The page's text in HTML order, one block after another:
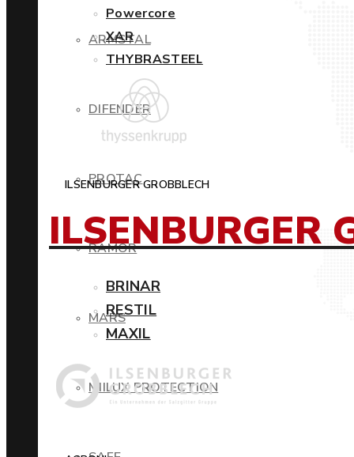
ARMSTAL
DIFENDER
PROTAC
RAMOR
MARS
MIILUX PROTECTION
Powercore
XAR
THYBRASTEEL
ILSENBURGER GROBBLECH
ILSENBURGER
BRINAR
RESTIL
MAXIL